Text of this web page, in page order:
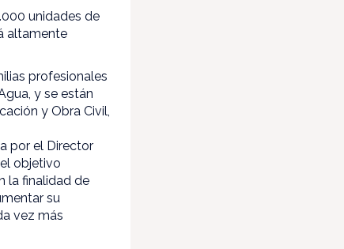
unidades de
altamente
profesionales
y se están
y Obra Civil,
por el Director
objetivo
la finalidad de
su
vez más